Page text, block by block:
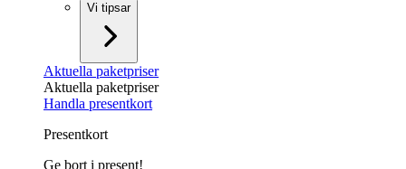
Vi tipsar
Aktuella paketpriser
Aktuella paketpriser
Handla presentkort
Presentkort
Ge bort i present!